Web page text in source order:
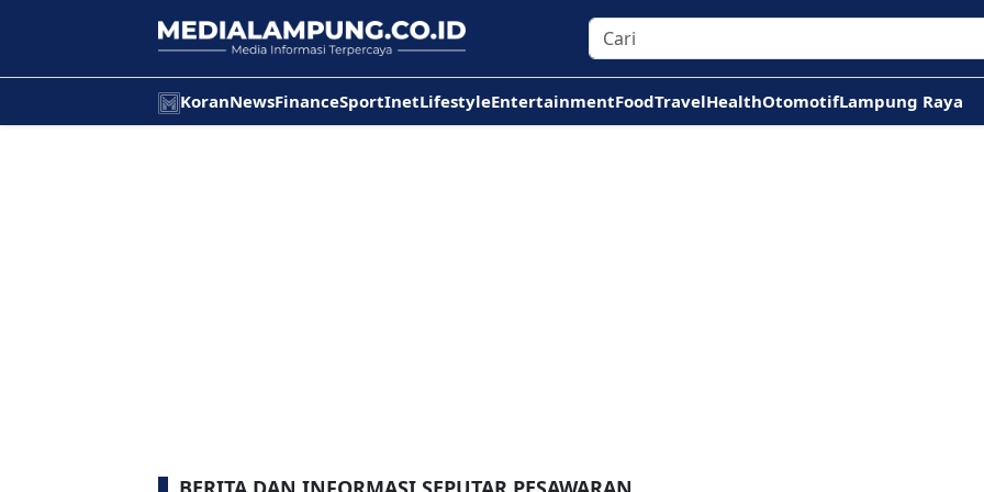
KoranNewsFinanceSportInetLifestyleEntertainmentFoodTravelHealthOtomotifLampung Raya